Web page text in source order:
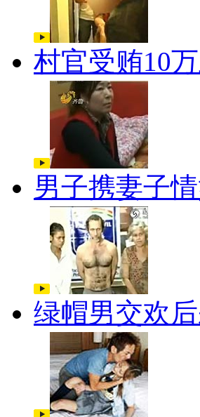
村官受贿10
男子携妻子
绿帽男交欢